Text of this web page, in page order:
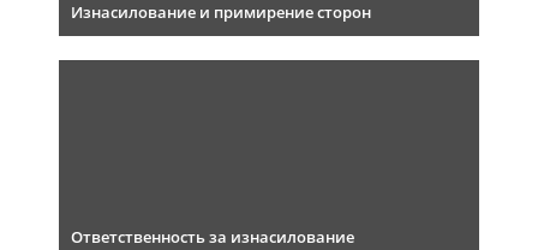
Изнасилование и примирение сторон
Ответственность за изнасилование